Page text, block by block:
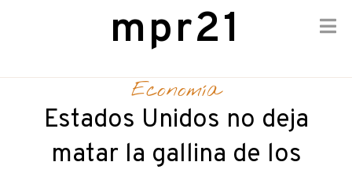
mpr21
Economía
Estados Unidos no deja
matar la gallina de los